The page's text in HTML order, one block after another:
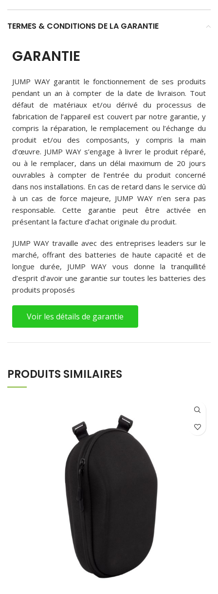
TERMES & CONDITIONS DE LA GARANTIE
GARANTIE
JUMP WAY garantit le fonctionnement de ses produits
pendant un an à compter de la date de livraison. Tout
défaut de matériaux et/ou dérivé du processus de
fabrication de l’appareil est couvert par notre garantie, y
compris la réparation, le remplacement ou l’échange du
produit et/ou des composants, y compris la main
d’œuvre. JUMP WAY s’engage à livrer le produit réparé,
ou à le remplacer, dans un délai maximum de 20 jours
ouvrables à compter de l’entrée du produit concerné
dans nos installations. En cas de retard dans le service dû
à un cas de force majeure, JUMP WAY n’en sera pas
responsable. Cette garantie peut être activée en
présentant la facture d’achat originale du produit.
JUMP WAY travaille avec des entreprises leaders sur le
marché, offrant des batteries de haute capacité et de
longue durée, JUMP WAY vous donne la tranquillité
d’esprit d’avoir une garantie sur toutes les batteries des
produits proposés
Voir les détails de garantie
PRODUITS SIMILAIRES